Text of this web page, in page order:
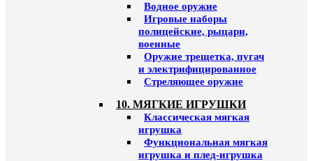
Водное оружие
Игровые наборы
полицейские, рыцари,
военные
Оружие трещетка, пугач
и электрифицированное
Стреляющее оружие
10. МЯГКИЕ ИГРУШКИ
Классическая мягкая
игрушка
Функциональная мягкая
игрушка и плед-игрушка